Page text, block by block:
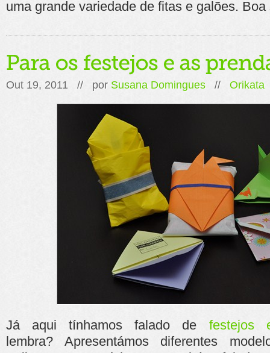
uma grande variedade de fitas e galões.
Out 19, 2011 // por Susana Domingues // Orikata
Já aqui tínhamos falado de festejos
lembra? Apresentámos diferentes